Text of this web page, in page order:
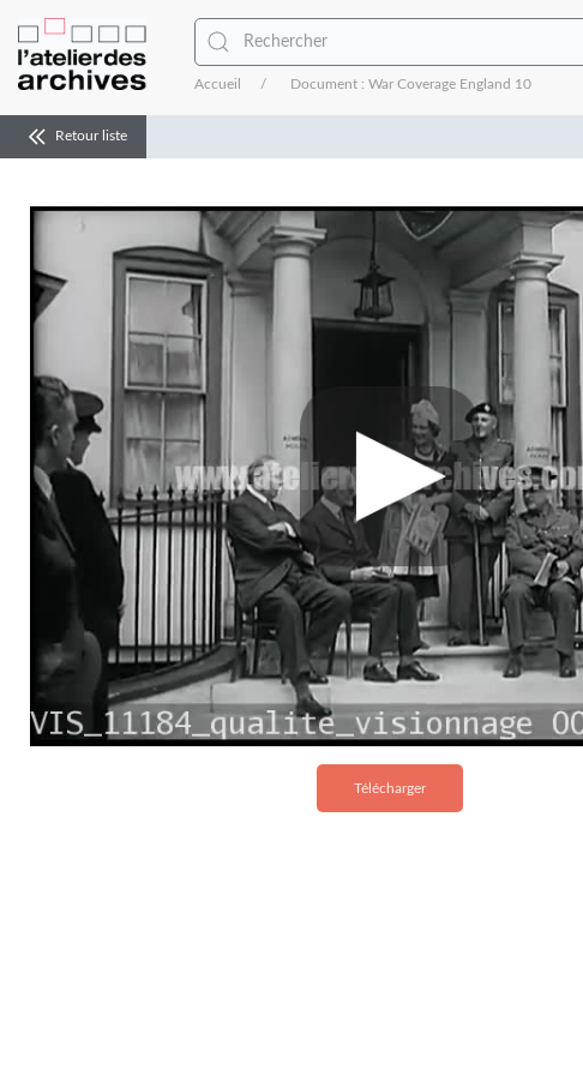
Accueil Document : War Coverage England 10
Retour liste
Télécharger